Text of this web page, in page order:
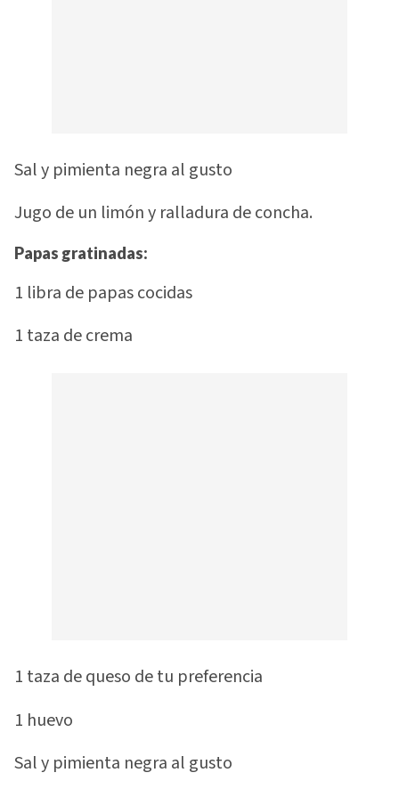
Sal y pimienta negra al gusto
Jugo de un limón y ralladura de concha.
Papas gratinadas:
1 libra de papas cocidas
1 taza de crema
1 taza de queso de tu preferencia
1 huevo
Sal y pimienta negra al gusto